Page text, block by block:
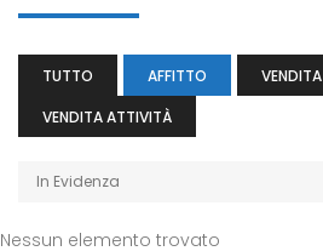
TUTTO AFFITTO
VENDITA
VENDITA ATTIVITÀ
In Evidenza
Nessun elemento trovato